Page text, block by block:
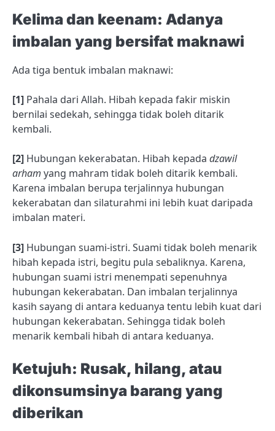
Kelima dan keenam: Adanya
imbalan yang bersifat maknawi
Ada tiga bentuk imbalan maknawi:
[1] Pahala dari Allah. Hibah kepada fakir miskin
bernilai sedekah, sehingga tidak boleh ditarik
kembali.
[2] Hubungan kekerabatan. Hibah kepada dzawil
arhamyang mahram tidak boleh ditarik kembali.
Karena imbalan berupa terjalinnya hubungan
kekerabatan dan silaturahmi ini lebih kuat daripada
imbalan materi.
[3] Hubungan suami-istri. Suami tidak boleh menarik
hibah kepada istri, begitu pula sebaliknya. Karena,
hubungan suami istri menempati sepenuhnya
hubungan kekerabatan. Dan imbalan terjalinnya
kasih sayang di antara keduanya tentu lebih kuat dari
hubungan kekerabatan. Sehingga tidak boleh
menarik kembali hibah di antara keduanya.
Ketujuh: Rusak, hilang, atau
dikonsumsinya barang yang
diberikan